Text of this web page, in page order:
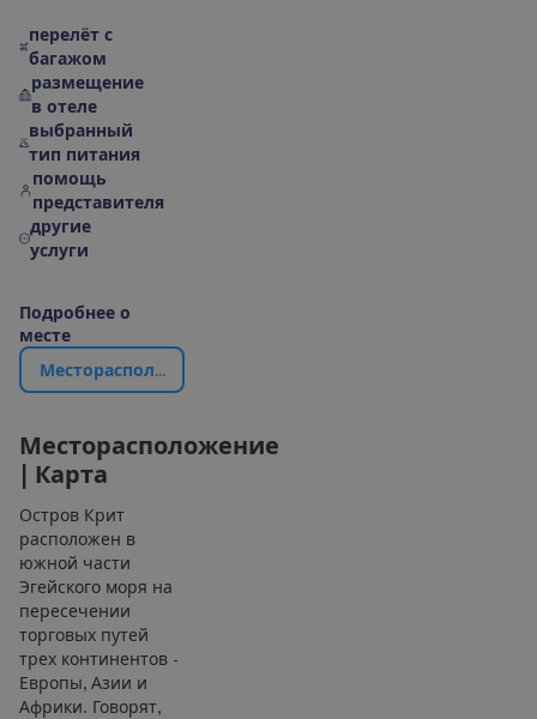
перелёт с
багажом
размещение
в отеле
выбранный
тип питания
помощь
представителя
другие
услуги
Подробнее о
месте
Месторасполож
Месторасположение
Карта
Остров Крит
расположен в
южной части
Эгейского моря на
пересечении
торговых путей
трех континентов -
Европы, Азии и
Африки. Говорят,